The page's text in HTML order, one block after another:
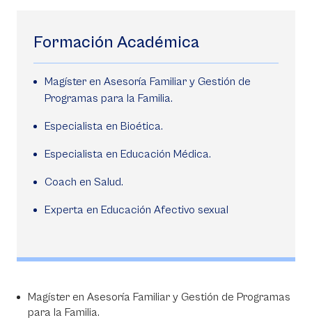
Formación Académica
Magíster en Asesoría Familiar y Gestión de
Programas para la Familia.
Especialista en Bioética.
Especialista en Educación Médica.
Coach en Salud.
Experta en Educación Afectivo sexual
Magíster en Asesoría Familiar y Gestión de Programas
para la Familia.